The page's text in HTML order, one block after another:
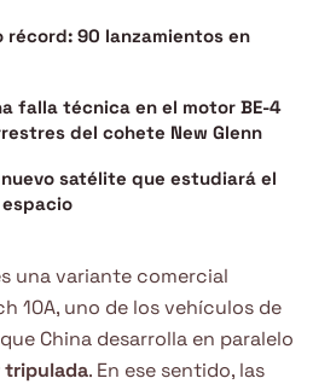
récord: 90 lanzamientos en
falla técnica en el motor BE-4
del cohete New Glenn
nuevo satélite que estudiará el
una variante comercial
10A, uno de los vehículos de
China desarrolla en paralelo
. En ese sentido, las